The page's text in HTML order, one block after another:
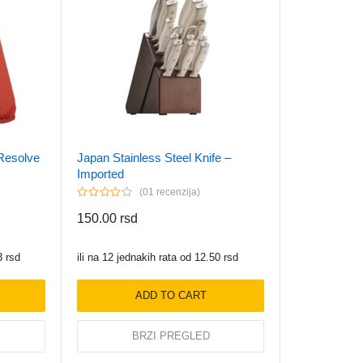
rsd
Japan Stainless Steel Knife –
Imported
01 recenzija
150.00 rsd
ili na 12 jednakih rata od 12.50rsd
ADD TO CART
BRZI PREGLED